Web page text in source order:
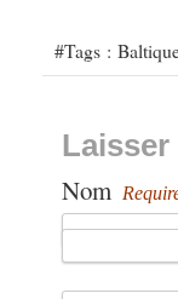
#Tags :
Nom